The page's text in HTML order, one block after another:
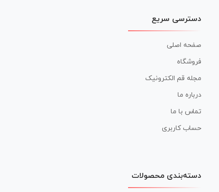
دسترسی سریع
صفحه اصلی
فروشگاه
مجله قم الکترونیک
درباره ما
تماس با ما
حساب کاربری
دسته‌بندی محصولات